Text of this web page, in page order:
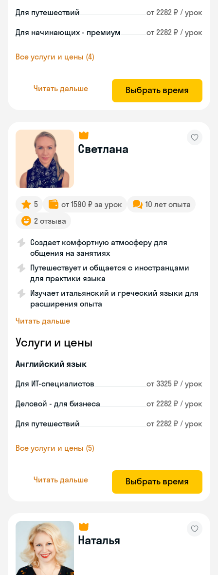
Для путешествий от 2282 ₽ / урок
Для начинающих - премиум от 2282 ₽ / урок
Все услуги и цены (4)
Читать дальше Выбрать время
Светлана
5 от 1590 ₽ за урок
10 лет опыта
2 отзыва
Создает комфортную атмосферу для
общения на занятиях
Путешествует и общается с иностранцами
для практики языка
Изучает итальянский и греческий языки для
расширения опыта
Читать дальше
Услуги и цены
Английский язык
Для ИТ-специалистов от 3325 ₽ / урок
Деловой - для бизнеса от 2282 ₽ / урок
Для путешествий от 2282 ₽ / урок
Все услуги и цены (5)
Читать дальше Выбрать время
Наталья